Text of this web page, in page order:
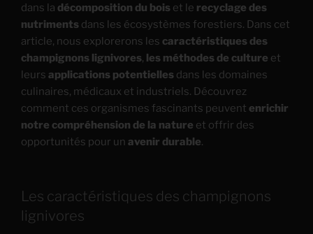
dans la décomposition du bois et le recyclage des
nutriments dans les écosystèmes forestiers. Dans cet
article, nous explorerons les caractéristiques des
champignons lignivores, les méthodes de culture et
leurs applications potentielles dans les domaines
culinaires, médicaux et industriels. Découvrez
comment ces organismes fascinants peuvent enrichir
notre compréhension de la nature et offrir des
opportunités pour un avenir durable.
Les caractéristiques des champignons
lignivores